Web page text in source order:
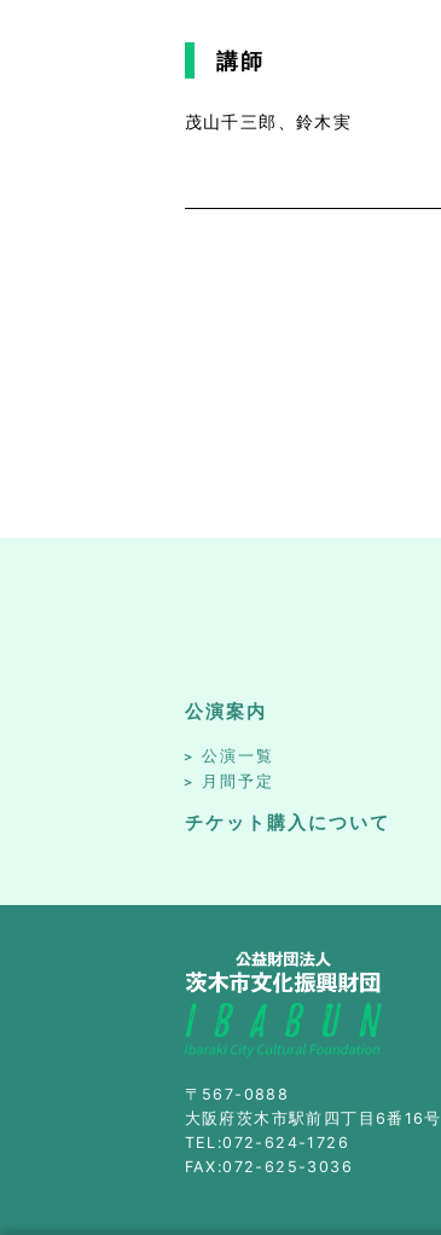
講師
茂山千三郎、鈴木実
公演案内
公演一覧
月間予定
チケット購入について
〒567-0888
大阪府茨木市駅前四丁目6番16号
TEL:072-624-1726
FAX:072-625-3036